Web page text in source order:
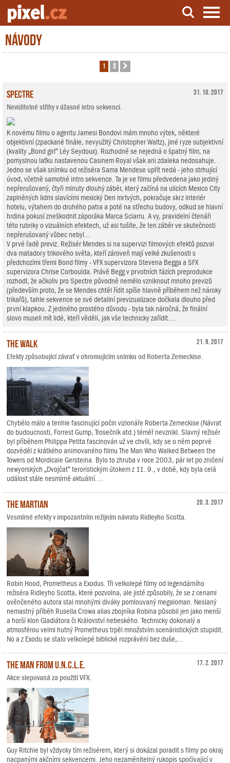
Server o natáčení a zpracování videa
Návody
1 2
31. 10. 2017
Spectre
Neviditelné střihy v úžasné intro sekvenci.
K novému filmu o agentu Jamesi Bondovi mám mnoho výtek, některé
objektivní (zpackané finále, nevyužitý Christopher Waltz), jiné ryze subjektivní
(kvality „Bond girl“ Léy Seydoux). Rozhodně se nejedná o špatný film, na
pomyslnou laťku nastavenou Casinem Royal však ani zdaleka nedosahuje.
Jedno se však snímku od režiséra Sama Mendese upřít nedá - jeho strhující
úvod, včetně samotné intro sekvence. Ta je ve filmu předvedena jako jediný
nepřerušovaný, čtyři minuty dlouhý záběr, který začíná na ulicích Mexico City
zaplněných lidmi slavícími mexický Den mrtvých, pokračuje skrz interiér
hotelu, výtahem do druhého patra a poté na střechu budovy, odkud se hlavní
hrdina pokusí zneškodnit záporáka Marca Sciarru. A vy, pravidelní čtenáři
této rubriky o vizuálních efektech, už asi tušíte, že ten záběr ve skutečnosti
nepřerušovaný vůbec nebyl...
V prvé řadě previz. Režisér Mendes si na supervizi filmových efektů pozval
dva matadory trikového světa, kteří zároveň mají velké zkušenosti s
předchozími třemi Bond filmy - VFX supervizora Stevena Begga a SFX
supervizora Chrise Corboulda. Právě Begg v prvotních fázích preprodukce
rozhodl, že ačkoliv pro Spectre původně nemělo vzniknout mnoho previzů
(především proto, že se Mendes chtěl řídit spíše hlavně příběhem než nároky
trikařů), tahle sekvence se své detailní previzualizace dočkala dlouho před
první klapkou. Z jediného prostého důvodu - byla tak náročná, že finální
slovo museli mít lidé, kteří věděli, jak vše technicky zařídit....
21. 9. 2017
The Walk
Efekty způsobující závrať v ohromujícím snímku od Roberta Zemeckise.
Chybělo málo a tenhle fascinující počin vizionáře Roberta Zemeckise (Návrat
do budoucnosti, Forrest Gump, Trosečník atd.) téměř nevznikl. Slavný režisér
byl příběhem Philippa Petita fascinován už ve chvíli, kdy se o něm poprvé
dozvěděl z krátkého animovaného filmu The Man Who Walked Between the
Towers od Mordicaie Gersteina. Bylo to zhruba v roce 2003, pár let po zničení
newyorských „Dvojčat“ teroristickým útokem z 11. 9., v době, kdy byla celá
událost stále nesmírně aktuální....
20. 3. 2017
The Martian
Vesmírné efekty v impozantním režijním návratu Ridleyho Scotta.
Robin Hood, Prometheus a Exodus. Tři velkolepé filmy od legendárního
režiséra Ridleyho Scotta, které pozvolna, ale jistě způsobily, že se z cenami
ověnčeného autora stal mnohými diváky pomlouvaný megaloman. Neslaný
nemastný příběh Rusella Crowa alias zbojníka Robina působil jen jako menší
a horší klon Gladiátora či Království nebeského. Technicky dokonalý a
atmosférou velmi hutný Prometheus trpěl množstvím scenáristických stupidit.
No a z Exodu se stalo velkolepé biblické rozprávění bez duše,...
17. 2. 2017
The Man from U.N.C.L.E.
Akce slepovaná za použití VFX.
Guy Ritchie byl vždycky tím režisérem, který si dokázal poradit s filmy po okraj
nacpanými akčními sekvencemi. Jeho nezaměnitelný rukopis spočívající v